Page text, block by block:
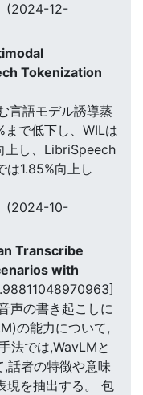
(2024-12-
Tokenization
言語モデル誘導蒸
まで低下し、WILは
上し、LibriSpeech
は1.85%向上し
(2024-10-
Transcribe
with
声の書き起こしに
の能力について,
法では,WavLMと
話者の特徴や意味
現を抽出する。 包